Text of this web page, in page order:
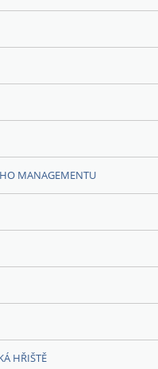
MANAGEMENTU
HŘIŠTĚ